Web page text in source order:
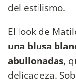
del estilismo.
El look de
una blusa
abullonadas,
delicadeza.